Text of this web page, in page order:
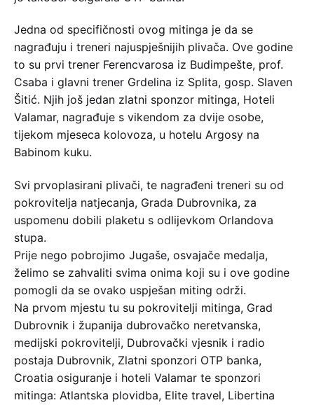
Jedna od specifičnosti ovog mitinga je da se
nagrađuju i treneri najuspješnijih plivača. Ove godine
to su prvi trener Ferencvarosa iz Budimpešte, prof.
Csaba i glavni trener Grdelina iz Splita, gosp. Slaven
Šitić. Njih još jedan zlatni sponzor mitinga, Hoteli
Valamar, nagrađuje s vikendom za dvije osobe,
tijekom mjeseca kolovoza, u hotelu Argosy na
Babinom kuku.
Svi prvoplasirani plivači, te nagrađeni treneri su od
pokrovitelja natjecanja, Grada Dubrovnika, za
uspomenu dobili plaketu s odlijevkom Orlandova
stupa.
Prije nego pobrojimo Jugaše, osvajače medalja,
želimo se zahvaliti svima onima koji su i ove godine
pomogli da se ovako uspješan miting održi.
Na prvom mjestu tu su pokrovitelji mitinga, Grad
Dubrovnik i županija dubrovačko neretvanska,
medijski pokrovitelji, Dubrovački vjesnik i radio
postaja Dubrovnik, Zlatni sponzori OTP banka,
Croatia osiguranje i hoteli Valamar te sponzori
mitinga: Atlantska plovidba, Elite travel, Libertina